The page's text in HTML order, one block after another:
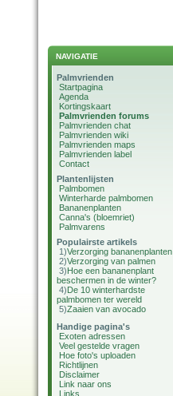
NAVIGATIE
Palmvrienden
Startpagina
Agenda
Kortingskaart
Palmvrienden forums
Palmvrienden chat
Palmvrienden wiki
Palmvrienden maps
Palmvrienden label
Contact
Plantenlijsten
Palmbomen
Winterharde palmbomen
Bananenplanten
Canna's (bloemriet)
Palmvarens
Populairste artikels
1)Verzorging bananenplanten
2)Verzorging van palmen
3)Hoe een bananenplant
beschermen in de winter?
4)De 10 winterhardste
palmbomen ter wereld
5)Zaaien van avocado
Handige pagina's
Exoten adressen
Veel gestelde vragen
Hoe foto's uploaden
Richtlijnen
Disclaimer
Link naar ons
Links